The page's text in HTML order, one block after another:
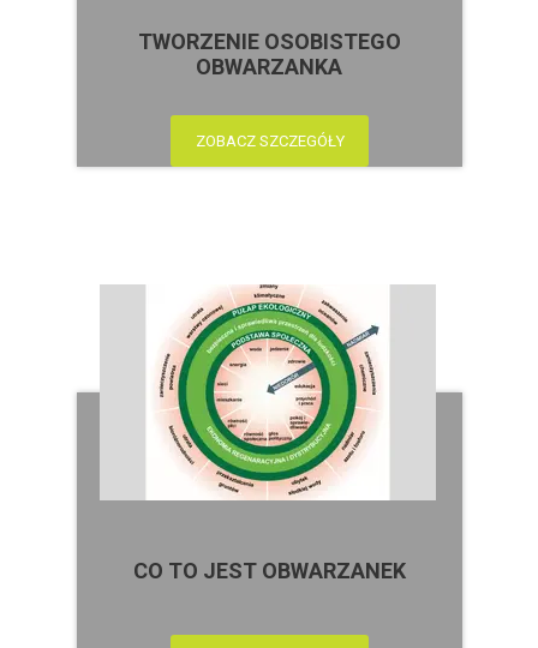
ZOBACZ SZCZEGÓŁY
TWORZENIE OSOBISTEGO
OBWARZANKA
CO TO JEST OBWARZANEK